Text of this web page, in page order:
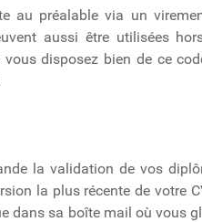
au préalable via un
aussi être utilisées
vous disposez bien de ce
la validation de vos
la plus récente de votre
dans sa boîte mail où vous